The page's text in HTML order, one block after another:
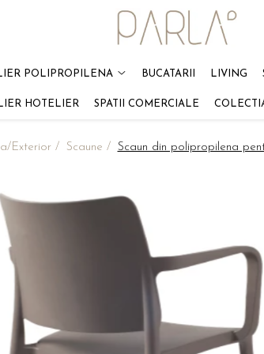
POLIPROPILENA BUCATARII LIVING
HOTELIER SPATII COMERCIALE
Exterior / Scaune / Scaun din polipropilena